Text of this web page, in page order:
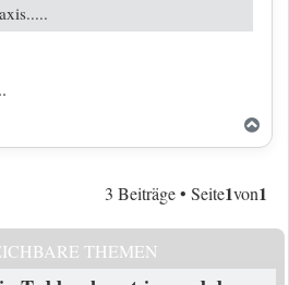
3 Beiträge • Seite1von1
THEMEN